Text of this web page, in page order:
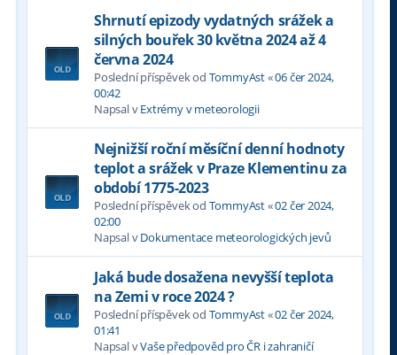
Shrnutí epizody vydatných srážek a
silných bouřek 30 května 2024 až 4
června 2024
Poslední příspěvek od TommyAst«06 čer 2024,
00:42
Napsal vExtrémy v meteorologii
Nejnižší roční měsíční denní hodnoty
teplot a srážek v Praze Klementinu za
období 1775-2023
Poslední příspěvek od TommyAst«02 čer 2024,
02:00
Napsal vDokumentace meteorologických jevů
Jaká bude dosažena nevyšší teplota
na Zemi v roce 2024 ?
Poslední příspěvek od TommyAst«02 čer 2024,
01:41
Napsal vVaše předpověd pro ČR i zahraničí